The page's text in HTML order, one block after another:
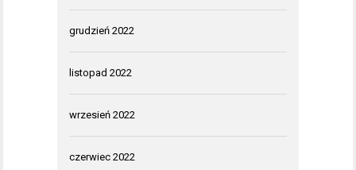
grudzień 2022
listopad 2022
wrzesień 2022
czerwiec 2022